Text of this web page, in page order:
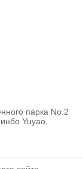
парка No.2
Yuyao,